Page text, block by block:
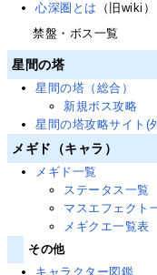
心深圏とは
（旧wiki）
禁盤・ボス一覧
星間の塔
星間の塔（総合）
新規ボス攻略
星間の塔攻略サイト(
メギド（キャラ）
メギド一覧
ステータス一覧
マスエフェクト
メギクエ一覧表
その他
キャラクター図鑑